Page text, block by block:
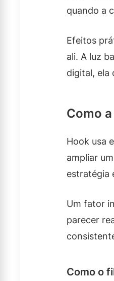
quando a
Efeitos
ali. A luz
digital, ela
Como
Hook usa
ampliar
estratégia
Um fator
parecer
Como o